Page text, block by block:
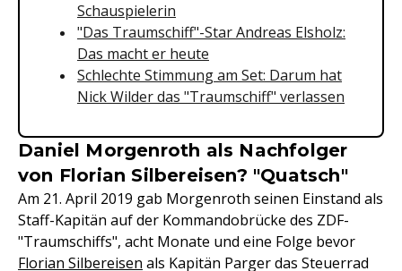
Schauspielerin
"Das Traumschiff"-Star Andreas Elsholz:
Das macht er heute
Schlechte Stimmung am Set: Darum hat
Nick Wilder das "Traumschiff" verlassen
Daniel Morgenroth als Nachfolger
von Florian Silbereisen? "Quatsch"
Am 21. April 2019 gab Morgenroth seinen Einstand als
Staff-Kapitän auf der Kommandobrücke des ZDF-
"Traumschiffs", acht Monate und eine Folge bevor
Florian Silbereisen als Kapitän Parger das Steuerrad